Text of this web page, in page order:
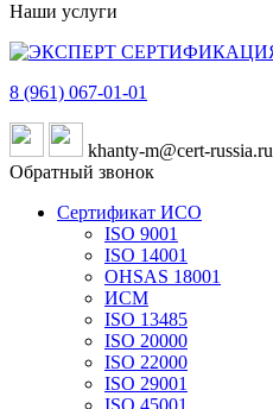
Наши услуги
8 (961) 067-01-01
khanty-m@cert-russia.ru
Обратный звонок
Сертификат ИСО
ISO 9001
ISO 14001
OHSAS 18001
ИСМ
ISO 13485
ISO 20000
ISO 22000
ISO 29001
ISO 45001